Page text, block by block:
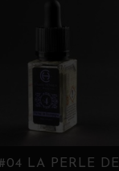
LA PERLE DE